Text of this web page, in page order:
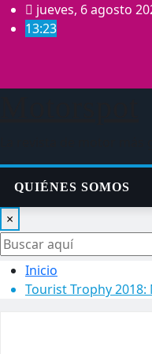
Saltar jueves, 6 agosto
13:23
QUIÉNES SOMOS
×
Inicio
Tourist Trophy